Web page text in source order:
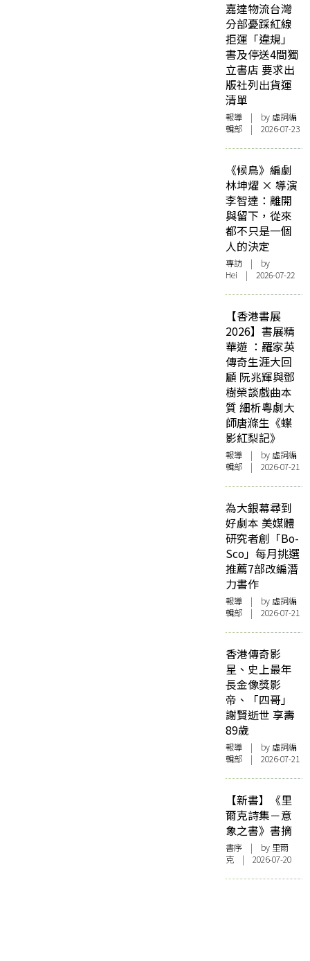
嘉達物流台灣
分部憂踩紅線
拒運「違規」
書及停送4間獨
立書店 要求出
版社列出貨運
清單
報導 | by 虛詞編
輯部 | 2026-07-23
《候鳥》編劇
林坤燿 × 導演
李智達：離開
與留下，從來
都不只是一個
人的決定
專訪 | by
Hei | 2026-07-22
【香港書展
2026】書展精
華遊 ：羅家英
傳奇生涯大回
顧 阮兆輝與鄧
樹榮談戲曲本
質 細析粵劇大
師唐滌生《蝶
影紅梨記》
報導 | by 虛詞編
輯部 | 2026-07-21
為大銀幕尋到
好劇本 美媒體
研究者創「Bo-
Sco」每月挑選
推薦7部改編潛
力書作
報導 | by 虛詞編
輯部 | 2026-07-21
香港傳奇影
星、史上最年
長金像獎影
帝、「四哥」
謝賢逝世 享壽
89歲
報導 | by 虛詞編
輯部 | 2026-07-21
【新書】《里
爾克詩集－意
象之書》書摘
書序 | by 里爾
克 | 2026-07-20